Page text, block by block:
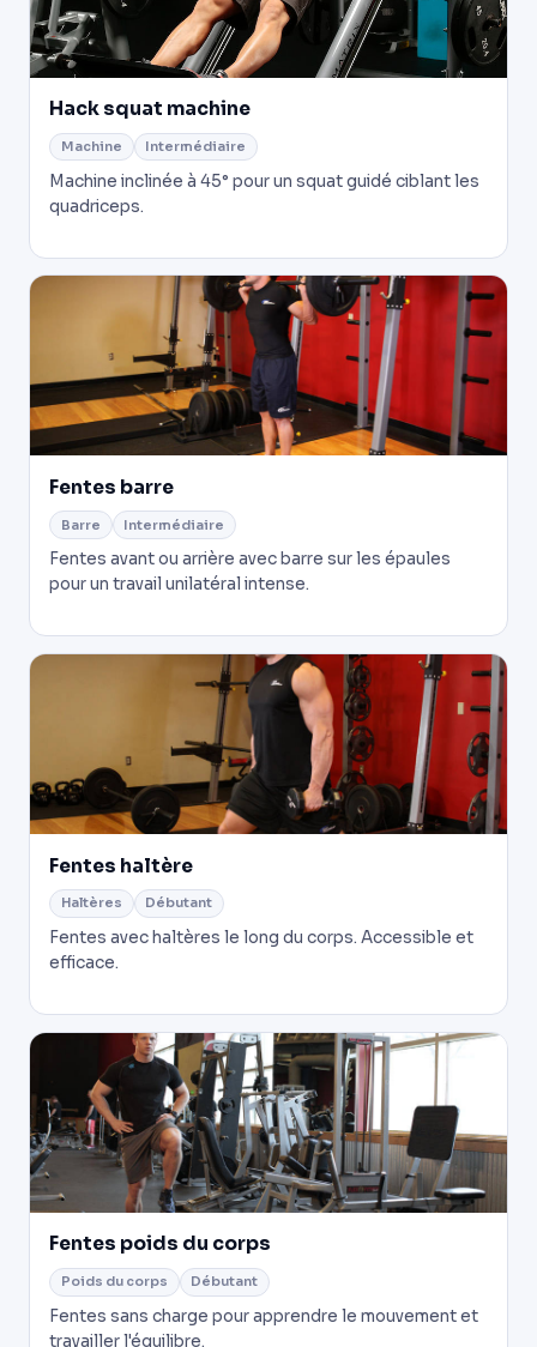
Hack squat machine
Machine Intermédiaire
Machine inclinée à 45° pour un squat guidé ciblant les
quadriceps.
Fentes barre
Barre Intermédiaire
Fentes avant ou arrière avec barre sur les épaules
pour un travail unilatéral intense.
Fentes haltère
Haltères Débutant
Fentes avec haltères le long du corps. Accessible et
efficace.
Fentes poids du corps
Poids du corps Débutant
Fentes sans charge pour apprendre le mouvement et
travailler l'équilibre.